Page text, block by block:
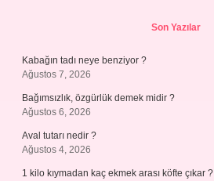
Son Yazılar
Kabağın tadı neye benziyor ?
Ağustos 7, 2026
Bağımsızlık, özgürlük demek midir ?
Ağustos 6, 2026
Aval tutarı nedir ?
Ağustos 4, 2026
1 kilo kıymadan kaç ekmek arası köfte çıkar ?